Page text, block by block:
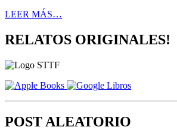
LEER MÁS…
RELATOS ORIGINALES!
POST ALEATORIO